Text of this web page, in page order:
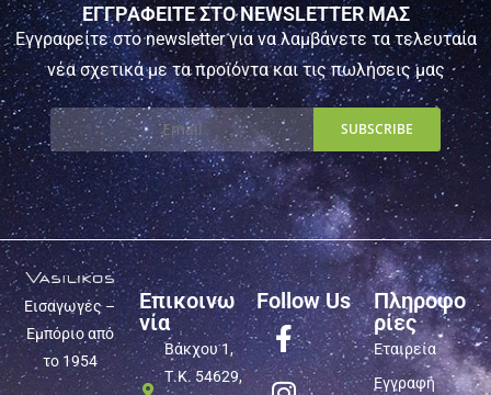
ΕΓΓΡΑΦΕΙΤΕ ΣΤΟ NEWSLETTER ΜΑΣ
Εγγραφείτε στο newsletter για να λαμβάνετε τα τελευταία
νέα σχετικά με τα προϊόντα και τις πωλήσεις μας
Εισαγωγές –
Εμπόριο από
το 1954
Επικοινω
νία
Βάκχου 1,
Τ.Κ. 54629,
Follow Us
Πληροφο
ρίες
Εταιρεία
Εγγραφή